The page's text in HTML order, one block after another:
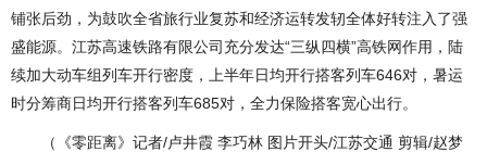
铺张后劲，为鼓吹全省旅行业复苏和经济运转发轫全体好转注入了强
盛能源。江苏高速铁路有限公司充分发达“三纵四横”高铁网作用，陆
续加大动车组列车开行密度，上半年日均开行搭客列车646对，暑运
时分筹商日均开行搭客列车685对，全力保险搭客宽心出行。
（《零距离》记者/卢井霞 李巧林 图片开头/江苏交通 剪辑/赵梦